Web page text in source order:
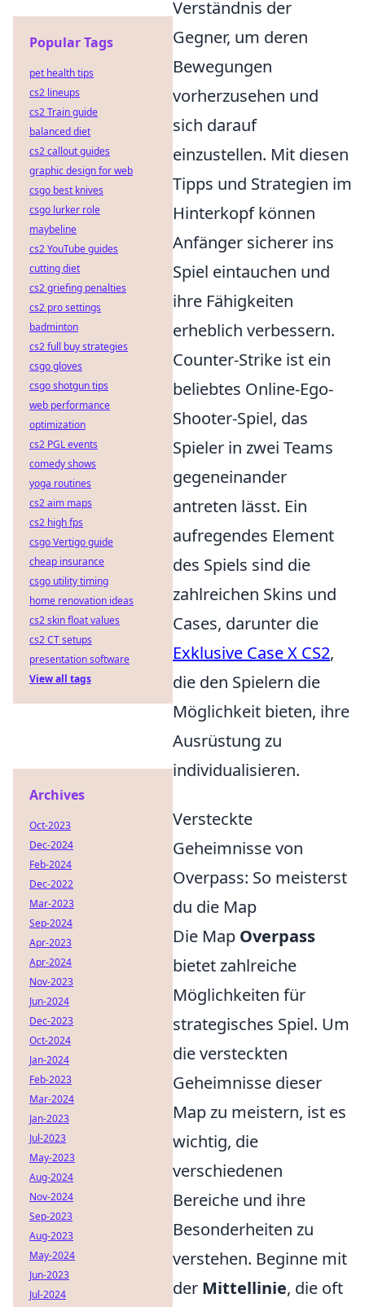
Verständnis der
Gegner, um deren
Bewegungen
vorherzusehen und
sich darauf
einzustellen. Mit diesen
Tipps und Strategien im
Hinterkopf können
Anfänger sicherer ins
Spiel eintauchen und
ihre Fähigkeiten
erheblich verbessern.
Counter-Strike ist ein
beliebtes Online-Ego-
Shooter-Spiel, das
Spieler in zwei Teams
gegeneinander
antreten lässt. Ein
aufregendes Element
des Spiels sind die
zahlreichen Skins und
Cases, darunter die
Exklusive Case X CS2,
die den Spielern die
Möglichkeit bieten, ihre
Ausrüstung zu
individualisieren.
Versteckte
Geheimnisse von
Overpass: So meisterst
du die Map
Die Map Overpass
bietet zahlreiche
Möglichkeiten für
strategisches Spiel. Um
die versteckten
Geheimnisse dieser
Map zu meistern, ist es
wichtig, die
verschiedenen
Bereiche und ihre
Besonderheiten zu
verstehen. Beginne mit
der Mittellinie, die oft
Popular Tags
pet health tips
cs2 lineups
cs2 Train guide
balanced diet
cs2 callout guides
graphic design for web
csgo best knives
csgo lurker role
maybeline
cs2 YouTube guides
cutting diet
cs2 griefing penalties
cs2 pro settings
badminton
cs2 full buy strategies
csgo gloves
csgo shotgun tips
web performance
optimization
cs2 PGL events
comedy shows
yoga routines
cs2 aim maps
cs2 high fps
csgo Vertigo guide
cheap insurance
csgo utility timing
home renovation ideas
cs2 skin float values
cs2 CT setups
presentation software
View all tags
Archives
Oct-2023
Dec-2024
Feb-2024
Dec-2022
Mar-2023
Sep-2024
Apr-2023
Apr-2024
Nov-2023
Jun-2024
Dec-2023
Oct-2024
Jan-2024
Feb-2023
Mar-2024
Jan-2023
Jul-2023
May-2023
Aug-2024
Nov-2024
Sep-2023
Aug-2023
May-2024
Jun-2023
Jul-2024